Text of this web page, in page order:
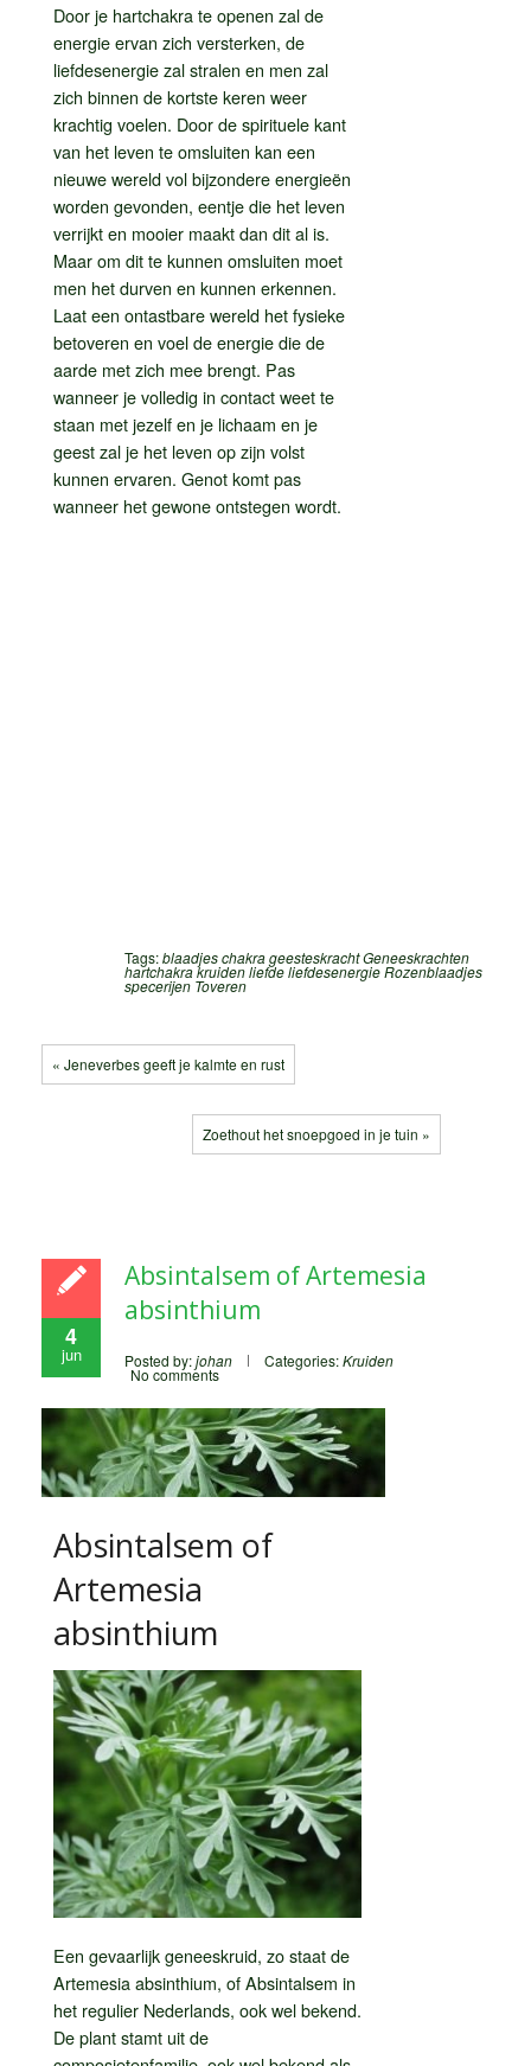
Door je hartchakra te openen zal de
energie ervan zich versterken, de
liefdesenergie zal stralen en men zal
zich binnen de kortste keren weer
krachtig voelen. Door de spirituele kant
van het leven te omsluiten kan een
nieuwe wereld vol bijzondere energieën
worden gevonden, eentje die het leven
verrijkt en mooier maakt dan dit al is.
Maar om dit te kunnen omsluiten moet
men het durven en kunnen erkennen.
Laat een ontastbare wereld het fysieke
betoveren en voel de energie die de
aarde met zich mee brengt. Pas
wanneer je volledig in contact weet te
staan met jezelf en je lichaam en je
geest zal je het leven op zijn volst
kunnen ervaren. Genot komt pas
wanneer het gewone ontstegen wordt.
Tags:blaadjeschakrageesteskrachtGeneeskrachten
hartchakrakruidenliefdeliefdesenergieRozenblaadjes
specerijen Toveren
« Jeneverbes geeft je kalmte en rust
Zoethout het snoepgoed in je tuin »
4
jun
Absintalsem of Artemesia
absinthium
Posted by:johan Categories:Kruiden
No comments
Absintalsem of
Artemesia
absinthium
Een gevaarlijk geneeskruid, zo staat de
Artemesia absinthium, of Absintalsem in
het regulier Nederlands, ook wel bekend.
De plant stamt uit de